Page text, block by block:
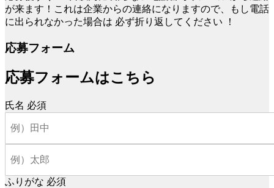
が来ます！これは企業からの連絡になりますので、もし電話
に出られなかった場合は 必ず折り返してください ！
応募フォーム
応募フォームはこちら
氏名 必須
ふりがな 必須